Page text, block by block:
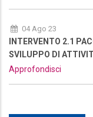
04 Ago 23
INTERVENTO 2.1
SVILUPPO DI
RAFFORZARE
Approfondisci